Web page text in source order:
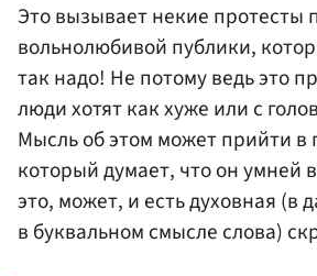
Это вызывает некие протесты
вольнолюбивой публики,
так надо! Не потому ведь это
люди хотят как хуже или с
Мысль об этом может прийти в
который думает, что он умней
это, может, и есть духовная (в
в буквальном смысле слова)